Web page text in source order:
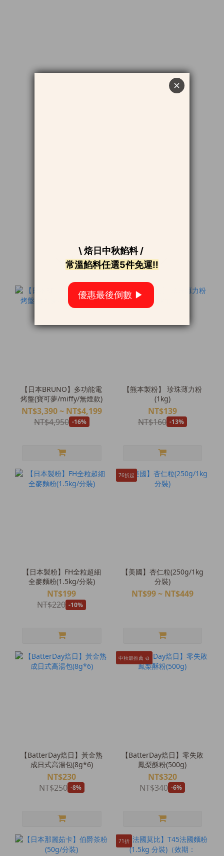
＼超人氣商品🔥／
【日本BRUNO】多功能電
烤盤(寶可夢/miffy/無煙款)
NT$3,390 ~ NT$4,199
NT$4,950 -16%
【熊本製粉】 珍珠薄力粉
(1kg)
NT$139
NT$160 -13%
【日本製粉】FH全粒超細
全麥麵粉(1.5kg/分裝)
NT$199
NT$220 -10%
76折起
【美國】杏仁粒(250g/1kg
分裝)
NT$99 ~ NT$449
【BatterDay焙日】黃金熟
成日式高湯包(8g*6)
NT$230
NT$250 -8%
中秋最推薦 🥮
【BatterDay焙日】零失敗
鳳梨酥粉(500g)
NT$320
NT$340 -6%
71折